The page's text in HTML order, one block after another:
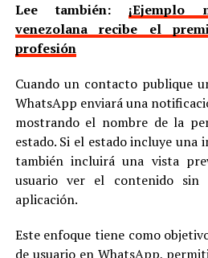
Lee también: ¡Ejemplo
venezolana recibe el
profesión
Cuando un contacto publique
WhatsApp enviará una
mostrando el nombre de la
estado. Si el estado incluye una
también incluirá una vista
usuario ver el contenido sin
aplicación.
Este enfoque tiene como
de usuario en WhatsApp,